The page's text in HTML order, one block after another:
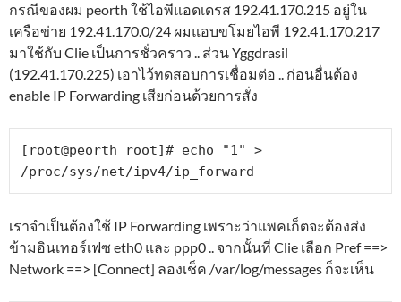
กรณีของผม peorth ใช้ไอพีแอดเดรส 192.41.170.215 อยู่ใน
เครือข่าย 192.41.170.0/24 ผมแอบขโมยไอพี 192.41.170.217
มาใช้กับ Clie เป็นการชั่วคราว .. ส่วน Yggdrasil
(192.41.170.225) เอาไว้ทดสอบการเชื่อมต่อ .. ก่อนอื่นต้อง
enable IP Forwarding เสียก่อนด้วยการสั่ง
[root@peorth root]# echo "1" >
/proc/sys/net/ipv4/ip_forward
เราจำเป็นต้องใช้ IP Forwarding เพราะว่าแพคเก็ตจะต้องส่ง
ข้ามอินเทอร์เฟซ eth0 และ ppp0 .. จากนั้นที่ Clie เลือก Pref ==>
Network ==> [Connect] ลองเช็ค /var/log/messages ก็จะเห็น